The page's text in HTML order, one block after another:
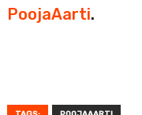
PoojaAarti.